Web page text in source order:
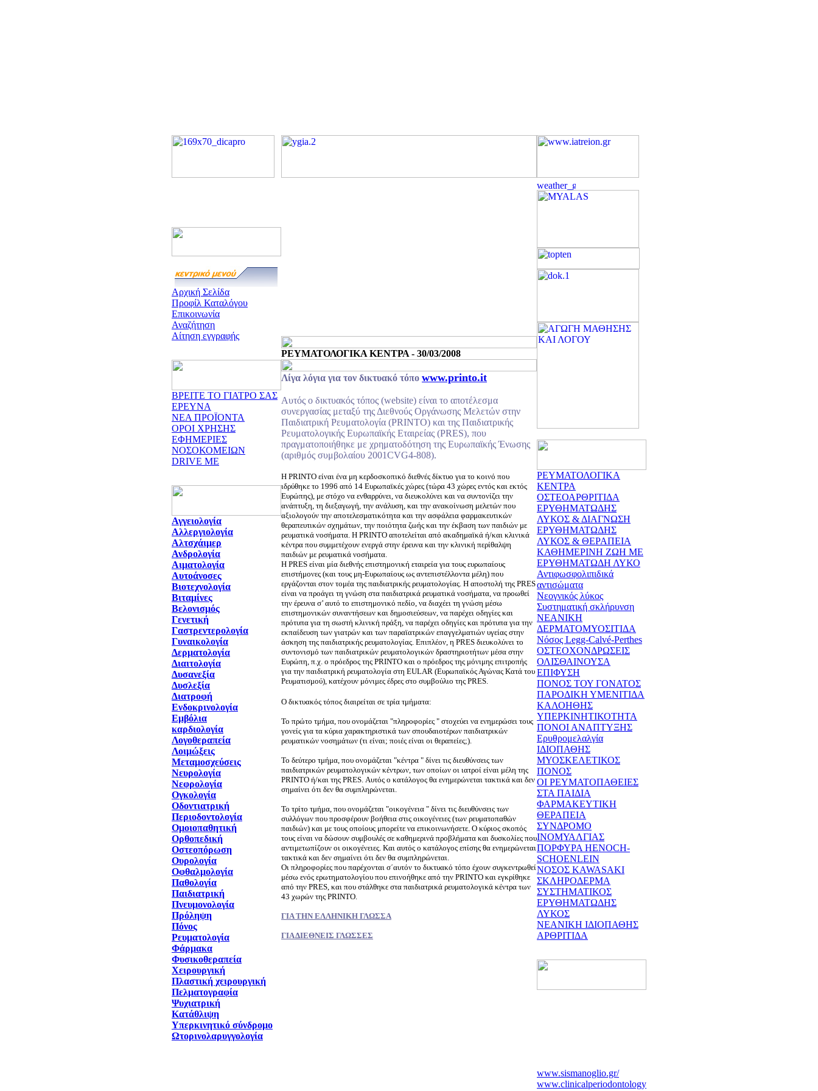
Αρχική Σελίδα
Προφίλ Καταλόγου
Επικοινωνία
Αναζήτηση
Αίτηση εγγραφής
ΒΡΕΙΤΕ ΤΟ ΓΙΑΤΡΟ ΣΑΣ
ΕΡΕΥΝΑ
ΝΕΑ ΠΡΟΪΟΝΤΑ
ΟΡΟΙ ΧΡΗΣΗΣ
ΕΦΗΜΕΡΙΕΣ
ΝΟΣΟΚΟΜΕΙΩΝ
DRIVE ME
Αγγειολογία
Αλλεργιολογία
Αλτσχάιμερ
Ανδρολογία
Αιματολογία
Αυτοάνοσες
Βιοτεχνολογία
Βιταμίνες
Βελονισμός
Γενετική
Γαστρεντερολογία
Γυναικολογία
Δερματολογία
Διαιτολογία
Δυσανεξία
Δυσλεξία
Διατροφή
Ενδοκρινολογία
Εμβόλια
καρδιολογία
Λογοθεραπεία
Λοιμώξεις
Μεταμοσχεύσεις
Νευρολογία
Νεφρολογία
Ογκολογία
Οδοντιατρική
Περιοδοντολογία
Ομοιοπαθητική
Ορθοπεδική
Οστεοπόρωση
Ουρολογία
Οφθαλμολογία
Παθολογία
Παιδιατρική
Πνευμονολογία
Πρόληψη
Πόνος
Ρευματολογία
Φάρμακα
Φυσικοθεραπεία
Χειρουργική
Πλαστική χειρουργική
Πελματογραφία
Ψυχιατρική
Κατάθλιψη
Υπερκινητικό σύνδρομο
Ωτορινολαρυγγολογία
ΡΕΥΜΑΤΟΛΟΓΙΚΑ ΚΕΝΤΡΑ - 30/03/2008
Λίγα λόγια για τον δικτυακό τόπο www.printo.it
Αυτός ο δικτυακός τόπος (website) είναι το αποτέλεσμα
συνεργασίας μεταξύ της Διεθνούς Οργάνωσης Μελετών στην
Παιδιατρική Ρευματολογία (PRINTO) και της Παιδιατρικής
Ρευματολογικής Ευρωπαϊκής Εταιρείας (PRES), που
πραγματοποιήθηκε με χρηματοδότηση της Ευρωπαϊκής Ένωσης
(αριθμός συμβολαίου 2001CVG4-808).
Η PRINTO είναι ένα μη κερδοσκοπικό διεθνές δίκτυο για το κοινό που
ιδρύθηκε το 1996 από 14 Ευρωπαϊκές χώρες (τώρα 43 χώρες εντός και εκτός
Ευρώπης), με στόχο να ενθαρρύνει, να διευκολύνει και να συντονίζει την
ανάπτυξη, τη διεξαγωγή, την ανάλυση, και την ανακοίνωση μελετών που
αξιολογούν την αποτελεσματικότητα και την ασφάλεια φαρμακευτικών
θεραπευτικών σχημάτων, την ποιότητα ζωής και την έκβαση των παιδιών με
ρευματικά νοσήματα. Η PRINTO αποτελείται από ακαδημαϊκά ή/και κλινικά
κέντρα που συμμετέχουν ενεργά στην έρευνα και την κλινική περίθαλψη
παιδιών με ρευματικά νοσήματα.
Η PRES είναι μία διεθνής επιστημονική εταιρεία για τους ευρωπαίους
επιστήμονες (και τους μη-Ευρωπαίους ως αντεπιστέλλοντα μέλη) που
εργάζονται στον τομέα της παιδιατρικής ρευματολογίας. Η αποστολή της PRES
είναι να προάγει τη γνώση στα παιδιατρικά ρευματικά νοσήματα, να προωθεί
την έρευνα σ’ αυτό το επιστημονικό πεδίο, να διαχέει τη γνώση μέσω
επιστημονικών συναντήσεων και δημοσιεύσεων, να παρέχει οδηγίες και
πρότυπα για τη σωστή κλινική πράξη, να παρέχει οδηγίες και πρότυπα για την
εκπαίδευση των γιατρών και των παραϊατρικών επαγγελματιών υγείας στην
άσκηση της παιδιατρικής ρευματολογίας. Επιπλέον, η PRES διευκολύνει το
συντονισμό των παιδιατρικών ρευματολογικών δραστηριοτήτων μέσα στην
Ευρώπη, π.χ. ο πρόεδρος της PRINTO και ο πρόεδρος της μόνιμης επιτροπής
για την παιδιατρική ρευματολογία στη EULAR (Ευρωπαϊκός Αγώνας Κατά του
Ρευματισμού), κατέχουν μόνιμες έδρες στο συμβούλιο της PRES.
O δικτυακός τόπος διαιρείται σε τρία τμήματα:
Το πρώτο τμήμα, που ονομάζεται "πληροφορίες " στοχεύει να ενημερώσει τους
γονείς για τα κύρια χαρακτηριστικά των σπουδαιοτέρων παιδιατρικών
ρευματικών νοσημάτων (τι είναι; ποιές είναι οι θεραπείες;).
Το δεύτερο τμήμα, που ονομάζεται "κέντρα " δίνει τις διευθύνσεις των
παιδιατρικών ρευματολογικών κέντρων, των οποίων οι ιατροί είναι μέλη της
PRINTO ή/και της PRES. Αυτός ο κατάλογος θα ενημερώνεται τακτικά και δεν
σημαίνει ότι δεν θα συμπληρώνεται.
Το τρίτο τμήμα, που ονομάζεται "οικογένεια " δίνει τις διευθύνσεις των
συλλόγων που προσφέρουν βοήθεια στις οικογένειες (των ρευματοπαθών
παιδιών) και με τους οποίους μπορείτε να επικοινωνήσετε. Ο κύριος σκοπός
τους είναι να δώσουν συμβουλές σε καθημερινά προβλήματα και δυσκολίες που
αντιμετωπίζουν οι οικογένειες. Και αυτός ο κατάλογος επίσης θα ενημερώνεται
τακτικά και δεν σημαίνει ότι δεν θα συμπληρώνεται.
Οι πληροφορίες που παρέχονται σ΄αυτόν το δικτυακό τόπο έχουν συγκεντρωθεί
μέσω ενός ερωτηματολογίου που επινοήθηκε από την PRINTO και εγκρίθηκε
από την PRES, και που στάλθηκε στα παιδιατρικά ρευματολογικά κέντρα των
43 χωρών της PRINTO.
ΓΙΑ ΤΗΝ ΕΛΛΗΝΙΚΗ ΓΛΩΣΣΑ
ΓΙΑ ΔΙΕΘΝΕΙΣ ΓΛΩΣΣΕΣ
ΡΕΥΜΑΤΟΛΟΓΙΚΑ
ΚΕΝΤΡΑ
ΟΣΤΕΟΑΡΘΡΙΤΙΔΑ
ΕΡΥΘΗΜΑΤΩΔΗΣ
ΛΥΚΟΣ & ΔΙΑΓΝΩΣΗ
ΕΡΥΘΗΜΑΤΩΔΗΣ
ΛΥΚΟΣ & ΘΕΡΑΠΕΙΑ
ΚΑΘΗΜΕΡΙΝΗ ΖΩΗ ΜΕ
ΕΡΥΘΗΜΑΤΩΔΗ ΛΥΚΟ
Αντιφωσφολιπιδικά
αντισώματα
Νεογνικός λύκος
Συστηματική σκλήρυνση
ΝΕΑΝΙΚΗ
ΔΕΡΜΑΤΟΜΥΟΣΙΤΙΔΑ
Νόσος Legg-Calvé-Perthes
ΟΣΤΕΟΧΟΝΔΡΩΣΕΙΣ
ΟΛΙΣΘΑΙΝΟΥΣΑ
ΕΠΙΦΥΣΗ
ΠΟΝΟΣ ΤΟΥ ΓΟΝΑΤΟΣ
ΠΑΡΟΔΙΚΗ ΥΜΕΝΙΤΙΔΑ
ΚΑΛΟΗΘΗΣ
ΥΠΕΡΚΙΝΗΤΙΚΟΤΗΤΑ
ΠΟΝΟΙ ΑΝΑΠΤΥΞΗΣ
Ερυθρομελαλγία
ΙΔΙΟΠΑΘΗΣ
ΜΥΟΣΚΕΛΕΤΙΚΟΣ
ΠΟΝΟΣ
ΟΙ ΡΕΥΜΑΤΟΠΑΘΕΙΕΣ
ΣΤΑ ΠΑΙΔΙΑ
ΦΑΡΜΑΚΕΥΤΙΚΗ
ΘΕΡΑΠΕΙΑ
ΣΥΝΔΡΟΜΟ
ΙΝΟΜΥΑΛΓΙΑΣ
ΠΟΡΦΥΡΑ HENOCH-
SCHOENLEIN
ΝΟΣΟΣ KAWASAKI
ΣΚΛΗΡΟΔΕΡΜΑ
ΣΥΣΤΗΜΑΤΙΚΟΣ
ΕΡΥΘΗΜΑΤΩΔΗΣ
ΛΥΚΟΣ
ΝΕΑΝΙΚΗ ΙΔΙΟΠΑΘΗΣ
ΑΡΘΡΙΤΙΔΑ
www.sismanoglio.gr/
www.clinicalperiodontology.gr